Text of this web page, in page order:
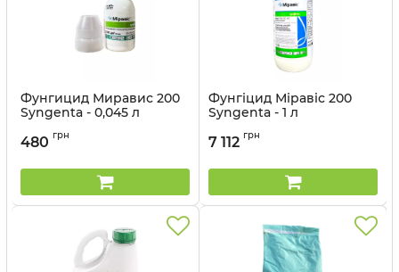
Фунгицид Миравис 200
Syngenta - 0,045 л
480 грн
Фунгіцид Міравіс 200
Syngenta - 1 л
7 112 грн